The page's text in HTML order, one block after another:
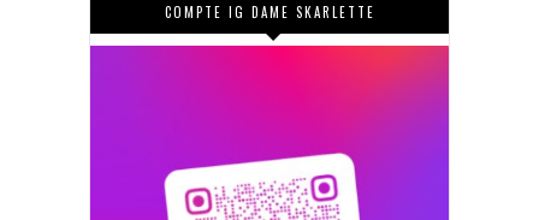
COMPTE IG DAME SKARLETTE